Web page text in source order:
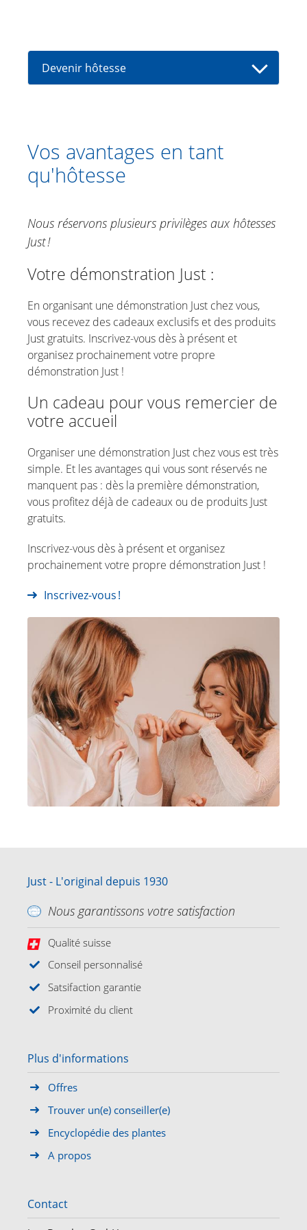
Devenir hôtesse
Lancez-vous!
Vos avantages en tant
qu'hôtesse
Nous réservons plusieurs privilèges aux hôtesses
Just !
Votre démonstration Just :
En organisant une démonstration Just chez vous,
vous recevez des cadeaux exclusifs et des produits
Just gratuits. Inscrivez-vous dès à présent et
organisez prochainement votre propre
démonstration Just !
Un cadeau pour vous remercier de
votre accueil
Organiser une démonstration Just chez vous est très
simple. Et les avantages qui vous sont réservés ne
manquent pas : dès la première démonstration,
vous profitez déjà de cadeaux ou de produits Just
gratuits.
Inscrivez-vous dès à présent et organisez
prochainement votre propre démonstration Just !
Inscrivez-vous !
Just - L'original depuis 1930
Nous garantissons votre satisfaction
Qualité suisse
Conseil personnalisé
Satsifaction garantie
Proximité du client
Plus d'informations
Offres
Trouver un(e) conseiller(e)
Encyclopédie des plantes
A propos
Contact